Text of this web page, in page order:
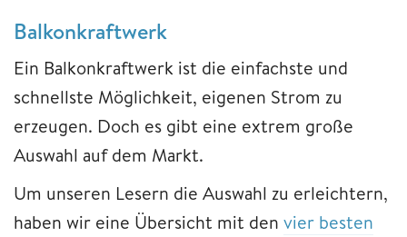
Balkonkraftwerk
Ein Balkonkraftwerk ist die einfachste und
schnellste Möglichkeit, eigenen Strom zu
erzeugen. Doch es gibt eine extrem große
Auswahl auf dem Markt.
Um unseren Lesern die Auswahl zu erleichtern,
haben wir eine Übersicht mit den vier besten